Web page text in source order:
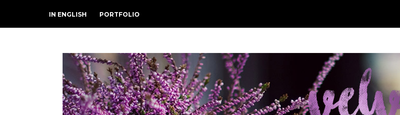
IN ENGLISH PORTFOLIO